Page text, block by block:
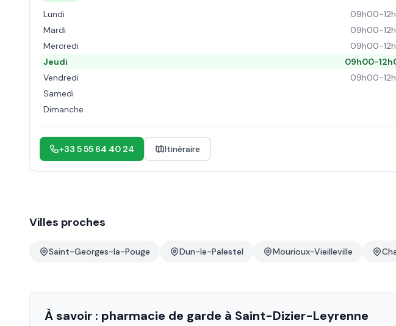
Lundi
09h00-
Mardi
09h00-
Mercredi
09h00-
Jeudi
09h00-
Vendredi
09h00-
Samedi
Dimanche
+33 5 55 64 40 24 Itinéraire
Villes proches
Saint-Georges-la-Pouge Dun-le-Palestel Mourioux-Vieilleville
À savoir : pharmacie de garde à Saint-Dizier-Leyrenne